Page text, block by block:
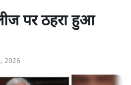
पर ठहरा हुआ
2026